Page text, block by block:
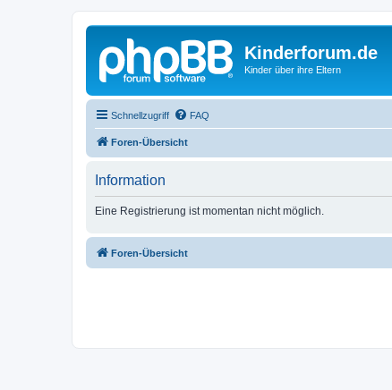
Kinderforum.de
Kinder über ihre Eltern
Schnellzugriff FAQ
Foren-Übersicht
Information
Eine Registrierung ist momentan nicht möglich.
Foren-Übersicht